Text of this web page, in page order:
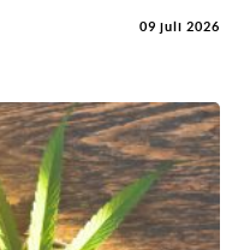
09 juli 2026